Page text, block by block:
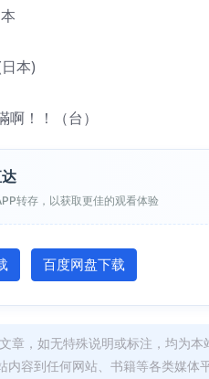
本)
啊！！（台）
转存，以获取更佳的观看体验
百度网盘下载
章，如无特殊说明或标注，均为
内容到任何网站、书籍等各类媒